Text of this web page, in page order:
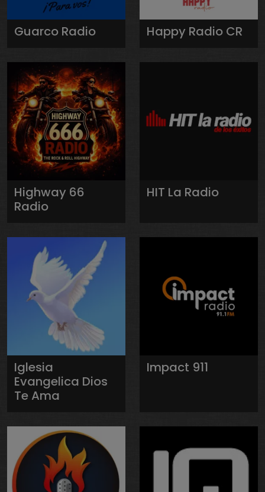
Guarco Radio Happy Radio CR
Highway 66
Radio
HIT La Radio
Iglesia
Evangelica Dios
Te Ama
Impact 911